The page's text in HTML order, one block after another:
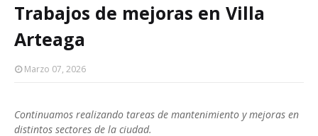
Trabajos de mejoras en Villa
Arteaga
Marzo 07, 2026
Continuamos realizando tareas de mantenimiento y mejoras en
distintos sectores de la ciudad.